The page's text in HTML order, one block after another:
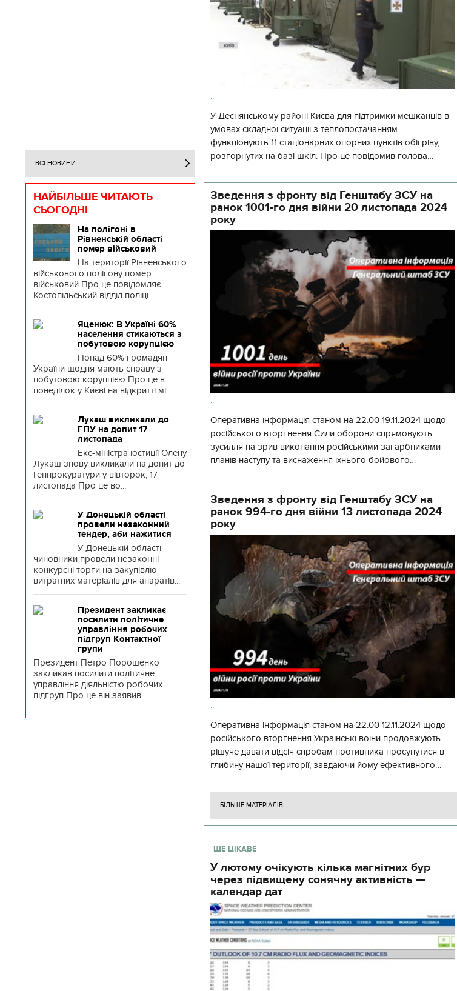
ВСІ НОВИНИ...
НАЙБІЛЬШЕ ЧИТАЮТЬ
СЬОГОДНІ
На полігоні в
Рівненській області
помер військовий
На території Рівненського
військового полігону помер
військовий Про це повідомляє
Костопільський відділ поліці...
Яценюк: В Україні 60%
населення стикаються з
побутовою корупцією
Понад 60% громадян
України щодня мають справу з
побутовою корупцією Про це в
понеділок у Києві на відкритті мі...
Лукаш викликали до
ГПУ на допит 17
листопада
Екс-міністра юстиції Олену
Лукаш знову викликали на допит до
Генпрокуратури у вівторок, 17
листопада Про це во...
У Донецькій області
провели незаконний
тендер, аби нажитися
У Донецькій області
чиновники провели незаконні
конкурсні торги на закупівлю
витратних матеріалів для апаратів...
Президент закликає
посилити політичне
управління робочих
підгруп Контактної
групи
Президент Петро Порошенко
закликав посилити політичне
управління діяльністю робочих
підгруп Про це він заявив ...
.
У Деснянському районі Києва для підтримки мешканців в
умовах складної ситуації з теплопостачанням
функціонують 11 стаціонарних опорних пунктів обігріву,
розгорнутих на базі шкіл. Про це повідомив голова
Зведення з фронту від Генштабу ЗСУ на
ранок 1001-го дня війни 20 листопада 2024
року
.
Оперативна інформація станом на 22.00 19.11.2024 щодо
російського вторгнення Сили оборони спрямовують
зусилля на зрив виконання російськими загарбниками
планів наступу та виснаження їхнього бойового
Зведення з фронту від Генштабу ЗСУ на
ранок 994-го дня війни 13 листопада 2024
року
.
Оперативна інформація станом на 22.00 12.11.2024 щодо
російського вторгнення Українські воїни продовжують
рішуче давати відсіч спробам противника просунутися в
глибину нашої території, завдаючи йому ефективного
БІЛЬШЕ МАТЕРІАЛІВ
ЩЕ ЦІКАВЕ
У лютому очікують кілька магнітних бур
через підвищену сонячну активність —
календар дат